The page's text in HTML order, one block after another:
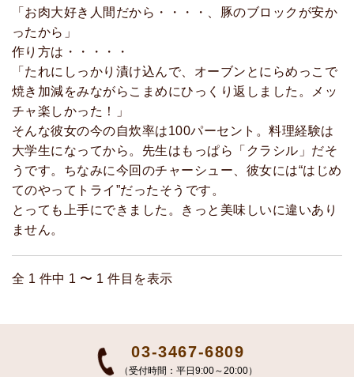
「お肉大好き人間だから・・・・、豚のブロックが安か
ったから」
作り方は・・・・・
「たれにしっかり漬け込んで、オーブンとにらめっこで
焼き加減をみながらこまめにひっくり返しました。メッ
チャ楽しかった！」
そんな彼女の今の自炊率は100パーセント。料理経験は
大学生になってから。先生はもっぱら「クラシル」だそ
うです。ちなみに今回のチャーシュー、彼女には“はじめ
てのやってトライ”だったそうです。
とっても上手にできました。きっと美味しいに違いあり
ません。
全 1 件中 1 〜 1 件目を表示
03-3467-6809
（受付時間：平日9:00～20:00）